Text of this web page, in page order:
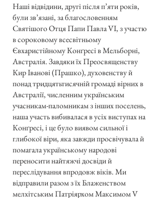
Наші відвідини, другі після п’яти років,
були зв’язані, за благословенням
Святішого Отця Папи Павла VI, з участю
в сороковому всесвітньому
Євхаристійному Конґресі в Мельборні,
Австралія. Завдяки їх Преосвященству
Кир Іванові (Прашко), духовенству й
понад тридцятьтисячній громаді вірних в
Австралії, численним українським
учасникам-паломникам з інших поселень,
наша участь вибивалася в усіх виступах на
Конґресі, і це було виявом сильної і
глибокої віри, яка завжди просвічувала й
помагала українському народові
переносити найтяжчі досвіди й
переслідування впродовж віків. Ми
відправили разом з їх Блаженством
мелхітським Патріярхом Максимом V